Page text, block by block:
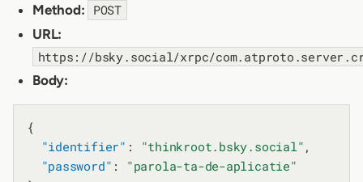
Method: POST
URL:
https://bsky.social/xrpc/
Body:
{
"identifier" : "thinkroot.bsky.social" ,
"password" :
"parola-ta-de-aplicatie"